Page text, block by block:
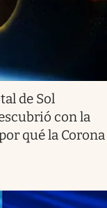
de Sol
con la
qué la Corona